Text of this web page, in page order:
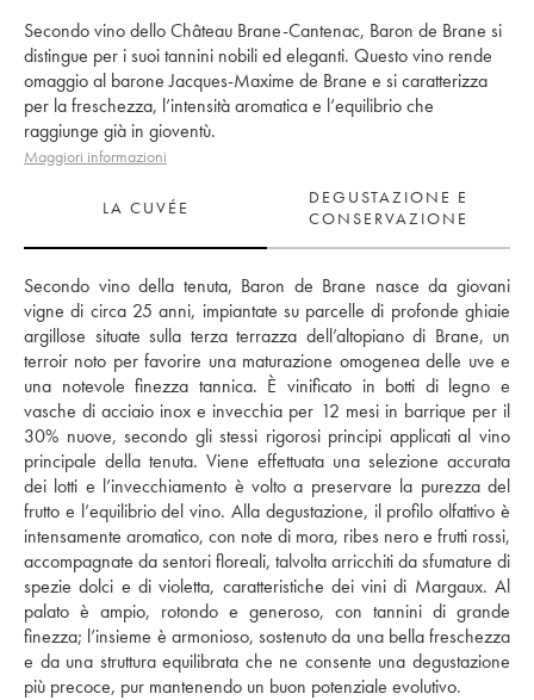
Secondo vino dello Château Brane-Cantenac, Baron de Brane si
distingue per i suoi tannini nobili ed eleganti. Questo vino rende
omaggio al barone Jacques-Maxime de Brane e si caratterizza
per la freschezza, l’intensità aromatica e l’equilibrio che
raggiunge già in gioventù.
Maggiori informazioni
LA CUVÉE
DEGUSTAZIONE E
CONSERVAZIONE
Secondo vino della tenuta, Baron de Brane nasce da giovani
vigne di circa 25 anni, impiantate su parcelle di profonde ghiaie
argillose situate sulla terza terrazza dell’altopiano di Brane, un
terroir noto per favorire una maturazione omogenea delle uve e
una notevole finezza tannica. È vinificato in botti di legno e
vasche di acciaio inox e invecchia per 12 mesi in barrique per il
30% nuove, secondo gli stessi rigorosi principi applicati al vino
principale della tenuta. Viene effettuata una selezione accurata
dei lotti e l’invecchiamento è volto a preservare la purezza del
frutto e l’equilibrio del vino. Alla degustazione, il profilo olfattivo è
intensamente aromatico, con note di mora, ribes nero e frutti rossi,
accompagnate da sentori floreali, talvolta arricchiti da sfumature di
spezie dolci e di violetta, caratteristiche dei vini di Margaux. Al
palato è ampio, rotondo e generoso, con tannini di grande
finezza; l’insieme è armonioso, sostenuto da una bella freschezza
e da una struttura equilibrata che ne consente una degustazione
più precoce, pur mantenendo un buon potenziale evolutivo.